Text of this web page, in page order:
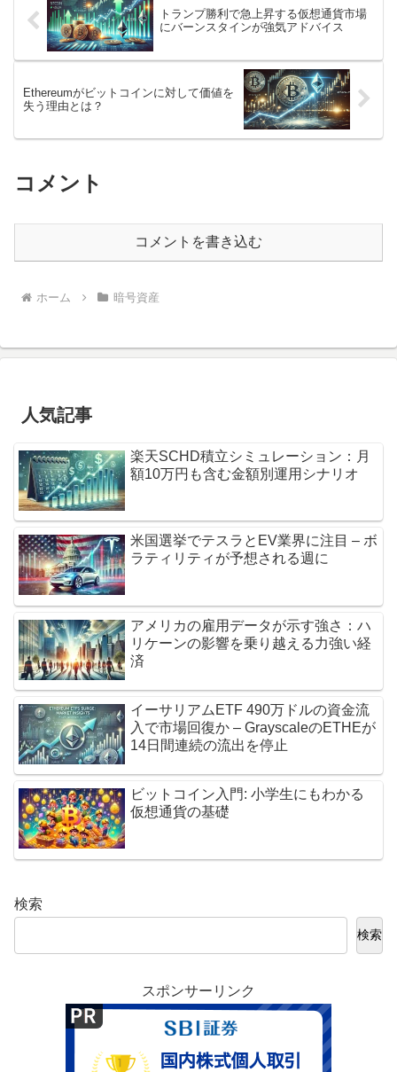
トランプ勝利で急上昇する仮想通貨市場
にバーンスタインが強気アドバイス
Ethereumがビットコインに対して価値を
失う理由とは？
コメント
コメントを書き込む
ホーム 暗号資産
人気記事
楽天SCHD積立シミュレーション：月
額10万円も含む金額別運用シナリオ
米国選挙でテスラとEV業界に注目 – ボ
ラティリティが予想される週に
アメリカの雇用データが示す強さ：ハ
リケーンの影響を乗り越える力強い経
済
イーサリアムETF 490万ドルの資金流
入で市場回復か – GrayscaleのETHEが
14日間連続の流出を停止
ビットコイン入門: 小学生にもわかる
仮想通貨の基礎
検索
検索
スポンサーリンク